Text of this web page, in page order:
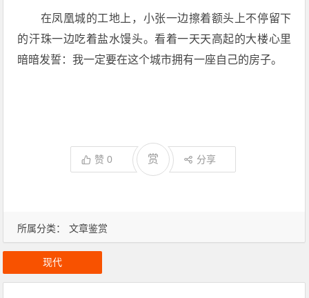
所属分类： 文章鉴赏
在凤凰城的工地上，小张一边擦着额头上不停留下
的汗珠一边吃着盐水馒头。看着一天天高起的大楼心里
暗暗发誓：我一定要在这个城市拥有一座自己的房子。
赞0 赏 分享
现代